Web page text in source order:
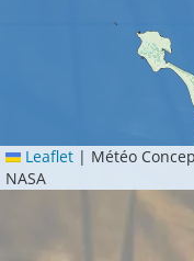
Leaflet | Météo
NASA